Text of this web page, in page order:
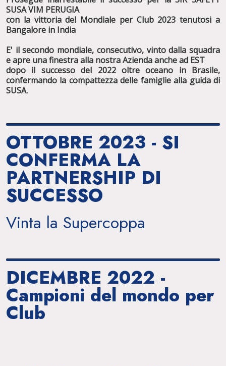
SUSA VIM PERUGIA
con la vittoria del Mondiale per Club 2023 tenutosi a
Bangalore in India
E' il secondo mondiale, consecutivo, vinto dalla squadra
e apre una finestra alla nostra Azienda anche ad EST
dopo il successo del 2022 oltre oceano in Brasile,
confermando la compattezza delle famiglie alla guida di
SUSA.
OTTOBRE 2023 - SI
CONFERMA LA
PARTNERSHIP DI
SUCCESSO
Vinta la Supercoppa
DICEMBRE 2022 -
Campioni del mondo per
Club